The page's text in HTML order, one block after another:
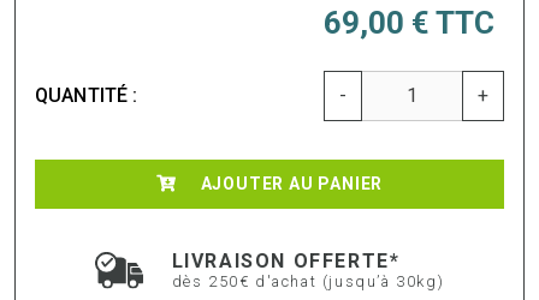
69,00 € TTC
QUANTITÉ : - +
AJOUTER AU PANIER
LIVRAISON OFFERTE*
dès 250€ d'achat (jusqu’à 30kg)